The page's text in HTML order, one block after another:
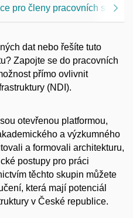
pro členy pracovních skupin
dat nebo řešíte tuto
Zapojte se do pracovních
přímo ovlivnit
(NDI).
otevřenou platformou,
a výzkumného
a formovali architekturu,
postupy pro práci
těchto skupin můžete
která mají potenciál
v České republice.